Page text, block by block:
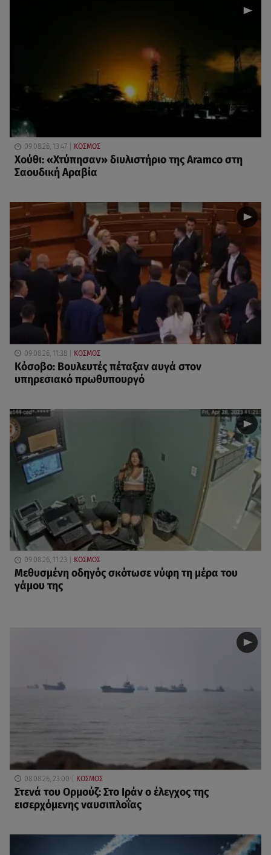
09.08.26, 13:47 ΚΟΣΜΟΣ
Χούθι: «Χτύπησαν» διυλιστήριο της Aramco στη
Σαουδική Αραβία
09.08.26, 11:38 ΚΟΣΜΟΣ
Κόσοβο: Βουλευτές πέταξαν αυγά στον
υπηρεσιακό πρωθυπουργό
09.08.26, 11:23 ΚΟΣΜΟΣ
Μεθυσμένη οδηγός σκότωσε νύφη τη μέρα του
γάμου της
08.08.26, 23:00 ΚΟΣΜΟΣ
Στενά του Ορμούζ: Στο Ιράν ο έλεγχος της
εισερχόμενης ναυσιπλοΐας